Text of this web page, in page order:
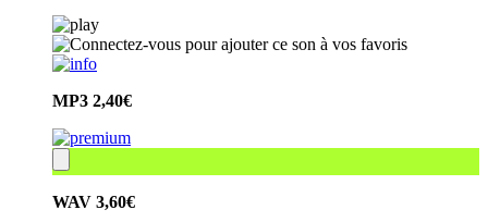
MP3 2,40€
WAV 3,60€